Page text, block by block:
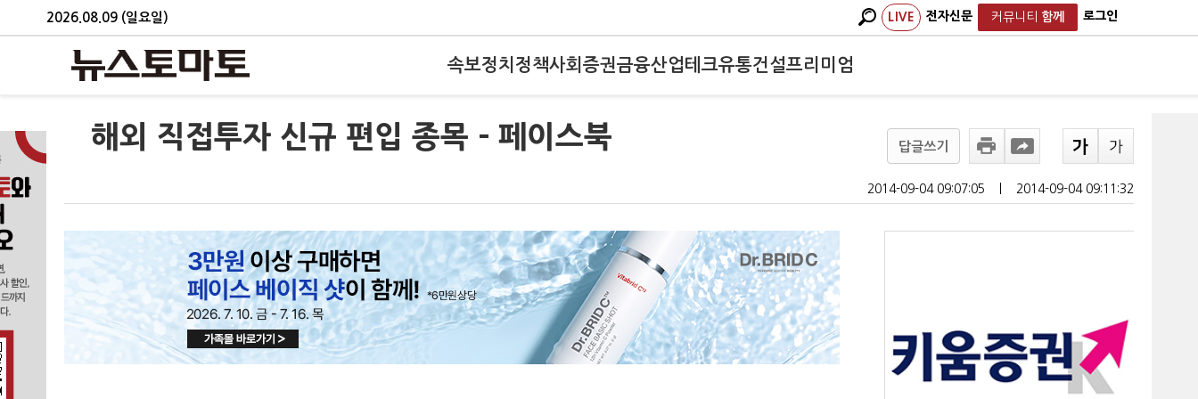
2026.08.09 (일요일) LIVE 전자신문 커뮤니티 함께 로그인
속보정치 정책사회 증권금융산업테크유통건설프리미엄
해외 직접투자 신규 편입 종목 - 페이스북 답글쓰기
2014-09-04 09:07:05 2014-09-04 09:11:32